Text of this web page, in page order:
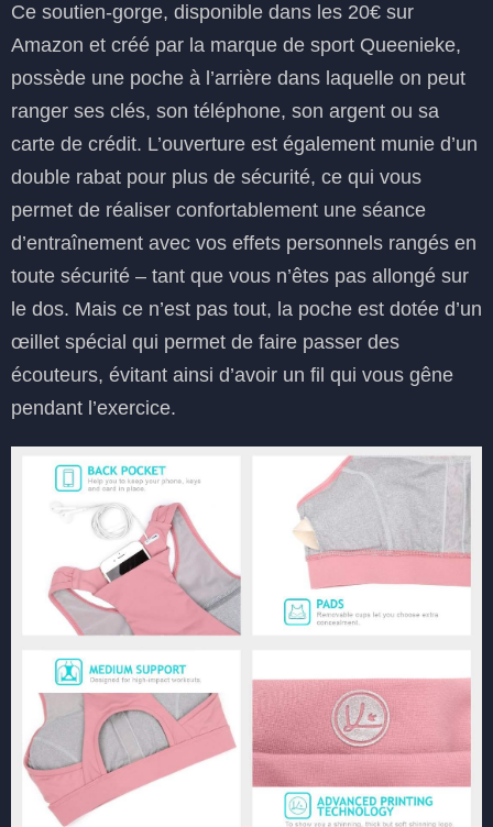
Ce soutien-gorge, disponible dans les 20€ sur
Amazon et créé par la marque de sport Queenieke,
possède une poche à l’arrière dans laquelle on peut
ranger ses clés, son téléphone, son argent ou sa
carte de crédit. L’ouverture est également munie d’un
double rabat pour plus de sécurité, ce qui vous
permet de réaliser confortablement une séance
d’entraînement avec vos effets personnels rangés en
toute sécurité – tant que vous n’êtes pas allongé sur
le dos. Mais ce n’est pas tout, la poche est dotée d’un
œillet spécial qui permet de faire passer des
écouteurs, évitant ainsi d’avoir un fil qui vous gêne
pendant l’exercice.